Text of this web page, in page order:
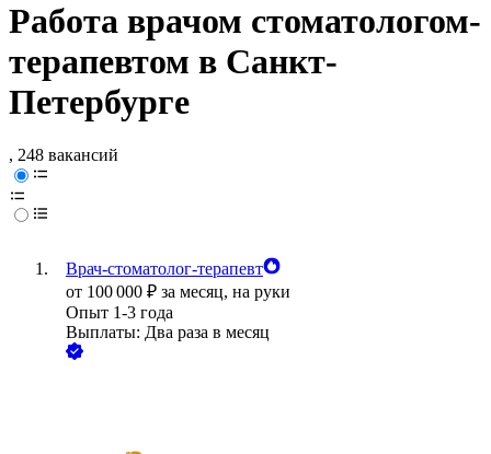
Работа врачом стоматологом-
терапевтом в Санкт-
Петербурге
, 248 вакансий
Врач-стоматолог-терапевт
от 100 000 ₽ за месяц, на руки
Опыт 1-3 года
Выплаты: Два раза в месяц